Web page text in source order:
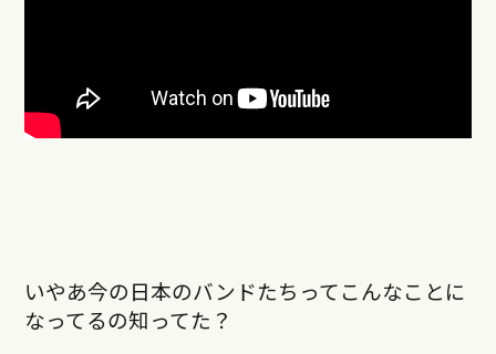
いやあ今の日本のバンドたちってこんなことに
なってるの知ってた？